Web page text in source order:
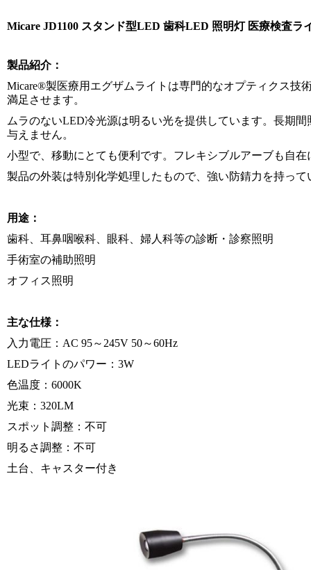
Micare JD1100 スタンド型LED 歯科LED 照明灯 医療検査ラ
製品紹介：
Micare®製医療用エグザムライトは専門的なオプティクス技
満足させます。
ムラのないLED冷光源は明るい光を提供しています。長期
与えません。
小型で、移動にとても便利です。フレキシブルアーブも自在
製品の外装は特別化学処理したもので、強い防錆力を持って
用途：
歯科、耳鼻咽喉科、眼科、婦人科等の診断・診察照明
手術室の補助照明
オフィス照明
主な仕様：
入力電圧：AC 95～245V 50～60Hz
LEDライトのパワー：3W
色温度：6000K
光束：320LM
スポット調整：不可
明るさ調整：不可
土台、キャスター付き